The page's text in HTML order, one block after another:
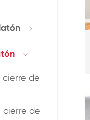


cierre de
cierre de